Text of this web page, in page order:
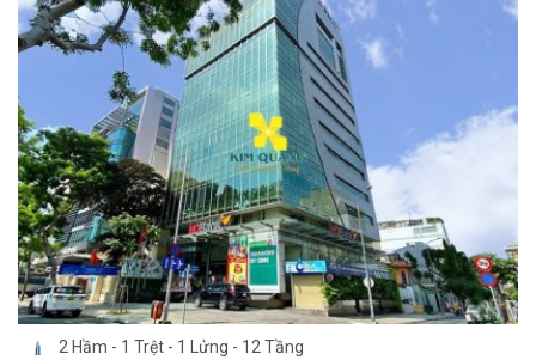
2 Hầm - 1 Trệt - 1 Lửng - 12 Tầng